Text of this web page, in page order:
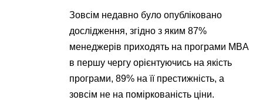
Зовсім недавно було опубліковано
дослідження, згідно з яким 87%
менеджерів приходять на програми MBA
в першу чергу орієнтуючись на якість
програми, 89% на її престижність, а
зовсім не на поміркованість ціни.